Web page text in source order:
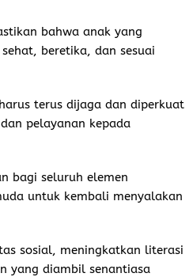
bahwa anak yang
beretika, dan sesuai
terus dijaga dan diperkuat
pelayanan kepada
bagi seluruh elemen
untuk kembali menyalakan
sosial, meningkatkan literasi
yang diambil senantiasa